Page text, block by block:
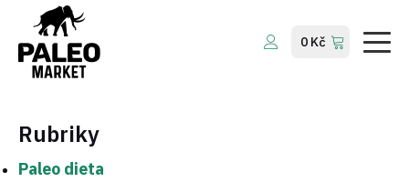
Company
Services
Contact Us
0 Kč
Rubriky
Paleo dieta